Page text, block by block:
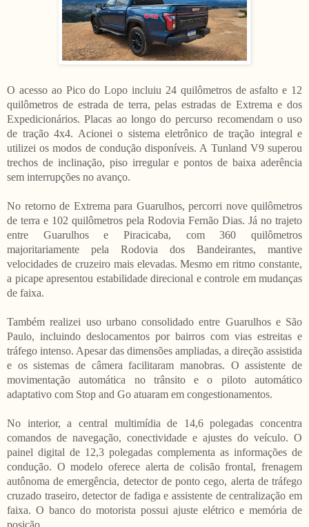
O acesso ao Pico do Lopo incluiu 24 quilômetros de asfalto e 12
quilômetros de estrada de terra, pelas estradas de Extrema e dos
Expedicionários. Placas ao longo do percurso recomendam o uso
de tração 4x4. Acionei o sistema eletrônico de tração integral e
utilizei os modos de condução disponíveis. A Tunland V9 superou
trechos de inclinação, piso irregular e pontos de baixa aderência
sem interrupções no avanço.
No retorno de Extrema para Guarulhos, percorri nove quilômetros
de terra e 102 quilômetros pela Rodovia Fernão Dias. Já no trajeto
entre Guarulhos e Piracicaba, com 360 quilômetros
majoritariamente pela Rodovia dos Bandeirantes, mantive
velocidades de cruzeiro mais elevadas. Mesmo em ritmo constante,
a picape apresentou estabilidade direcional e controle em mudanças
de faixa.
Também realizei uso urbano consolidado entre Guarulhos e São
Paulo, incluindo deslocamentos por bairros com vias estreitas e
tráfego intenso. Apesar das dimensões ampliadas, a direção assistida
e os sistemas de câmera facilitaram manobras. O assistente de
movimentação automática no trânsito e o piloto automático
adaptativo com Stop and Go atuaram em congestionamentos.
No interior, a central multimídia de 14,6 polegadas concentra
comandos de navegação, conectividade e ajustes do veículo. O
painel digital de 12,3 polegadas complementa as informações de
condução. O modelo oferece alerta de colisão frontal, frenagem
autônoma de emergência, detector de ponto cego, alerta de tráfego
cruzado traseiro, detector de fadiga e assistente de centralização em
faixa. O banco do motorista possui ajuste elétrico e memória de
posição.